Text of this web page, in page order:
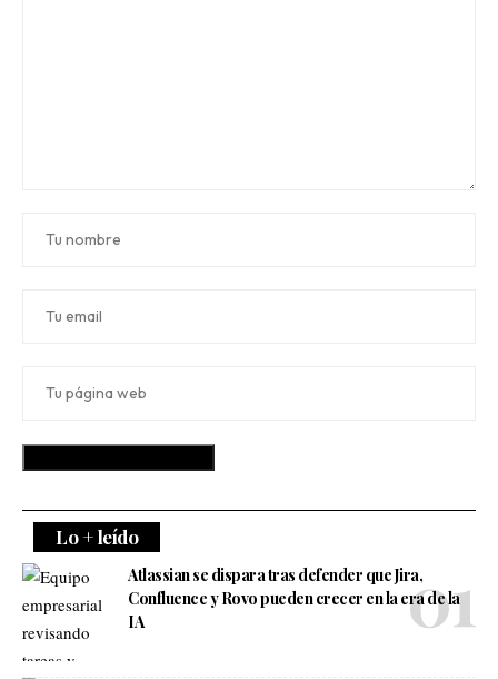
Lo + leído
Atlassian se dispara tras defender que Jira,
Confluence y Rovo pueden crecer en la era de la
IA